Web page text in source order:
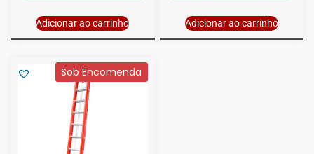
Adicionar ao carrinho Adicionar ao carrinho
Sob Encomenda